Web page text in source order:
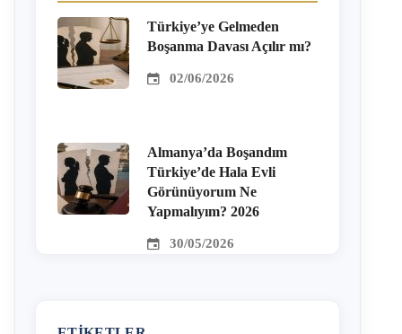
Türkiye’ye Gelmeden
Boşanma Davası Açılır mı?
02/06/2026
Almanya’da Boşandım
Türkiye’de Hala Evli
Görünüyorum Ne
Yapmalıyım? 2026
30/05/2026